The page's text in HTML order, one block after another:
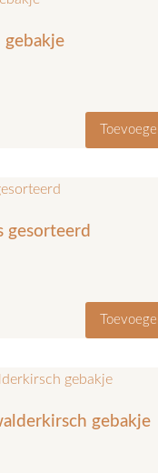
gebakje
gesorteerd
gebakje